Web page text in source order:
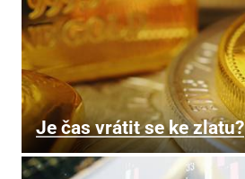
Je čas vrátit se ke zlatu?